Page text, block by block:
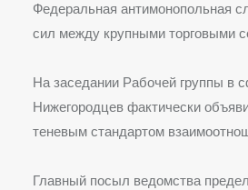
Федеральная антимонопольная
сил между крупными торговыми
На заседании Рабочей группы в
Нижегородцев фактически
теневым стандартом
Главный посыл ведомства